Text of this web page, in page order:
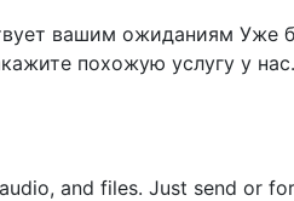
вашим ожиданиям Уже
похожую услугу у нас.
and files. Just send or